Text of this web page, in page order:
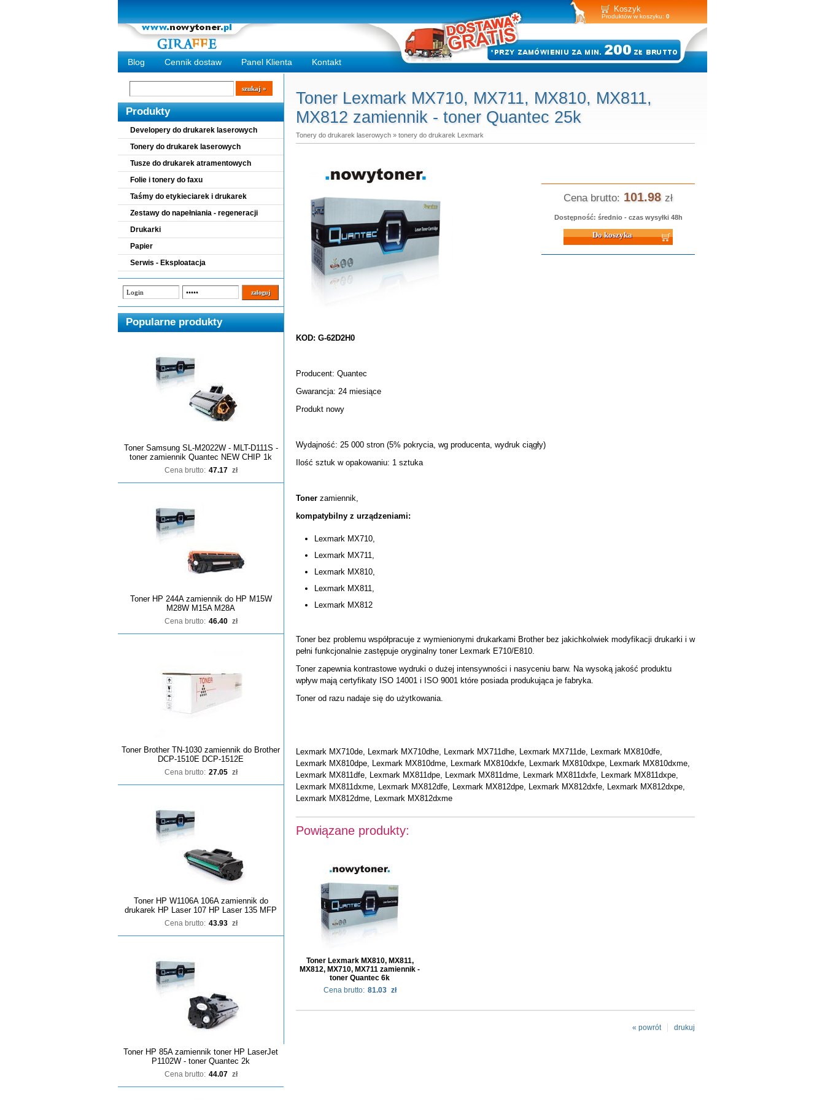
Koszyk
Produktów w koszyku: 0
Blog Cennik dostaw Panel Klienta Kontakt
Wyszukiwarka
szukaj
Produkty
Developery do drukarek laserowych
Tonery do drukarek laserowych
Tusze do drukarek atramentowych
Folie i tonery do faxu
Taśmy do etykieciarek i drukarek
Zestawy do napełniania - regeneracji
Drukarki
Papier
Serwis - Eksploatacja
Popularne produkty
Toner Samsung SL-M2022W - MLT-D111S -
toner zamiennik Quantec NEW CHIP 1k
Cena brutto: 47.17 zł
Toner HP 244A zamiennik do HP M15W
M28W M15A M28A
Cena brutto: 46.40 zł
Toner Brother TN-1030 zamiennik do Brother
DCP-1510E DCP-1512E
Cena brutto: 27.05 zł
Toner HP W1106A 106A zamiennik do
drukarek HP Laser 107 HP Laser 135 MFP
Cena brutto: 43.93 zł
Toner HP 85A zamiennik toner HP LaserJet
P1102W - toner Quantec 2k
Cena brutto: 44.07 zł
Toner Lexmark MX710, MX711, MX810, MX811,
MX812 zamiennik - toner Quantec 25k
Tonery do drukarek laserowych » tonery do drukarek Lexmark
Cena brutto: 101.98 zł
Dostępność: średnio - czas wysyłki 48h
Do koszyka
KOD: G-62D2H0
Producent: Quantec
Gwarancja: 24 miesiące
Produkt nowy
Wydajność: 25 000 stron (5% pokrycia, wg producenta, wydruk ciągły)
Ilość sztuk w opakowaniu: 1 sztuka
Toner zamiennik,
kompatybilny z urządzeniami:
Lexmark MX710,
Lexmark MX711,
Lexmark MX810,
Lexmark MX811,
Lexmark MX812
Toner bez problemu współpracuje z wymienionymi drukarkami Brother bez jakichkolwiek modyfikacji drukarki i w
pełni funkcjonalnie zastępuje oryginalny toner Lexmark E710/E810.
Toner zapewnia kontrastowe wydruki o dużej intensywności i nasyceniu barw. Na wysoką jakość produktu
wpływ mają certyfikaty ISO 14001 i ISO 9001 które posiada produkująca je fabryka.
Toner od razu nadaje się do użytkowania.
Lexmark MX710de, Lexmark MX710dhe, Lexmark MX711dhe, Lexmark MX711de, Lexmark MX810dfe,
Lexmark MX810dpe, Lexmark MX810dme, Lexmark MX810dxfe, Lexmark MX810dxpe, Lexmark MX810dxme,
Lexmark MX811dfe, Lexmark MX811dpe, Lexmark MX811dme, Lexmark MX811dxfe, Lexmark MX811dxpe,
Lexmark MX811dxme, Lexmark MX812dfe, Lexmark MX812dpe, Lexmark MX812dxfe, Lexmark MX812dxpe,
Lexmark MX812dme, Lexmark MX812dxme
Powiązane produkty:
Toner Lexmark MX810, MX811,
MX812, MX710, MX711 zamiennik -
toner Quantec 6k
Cena brutto: 81.03 zł
drukuj
« powrót